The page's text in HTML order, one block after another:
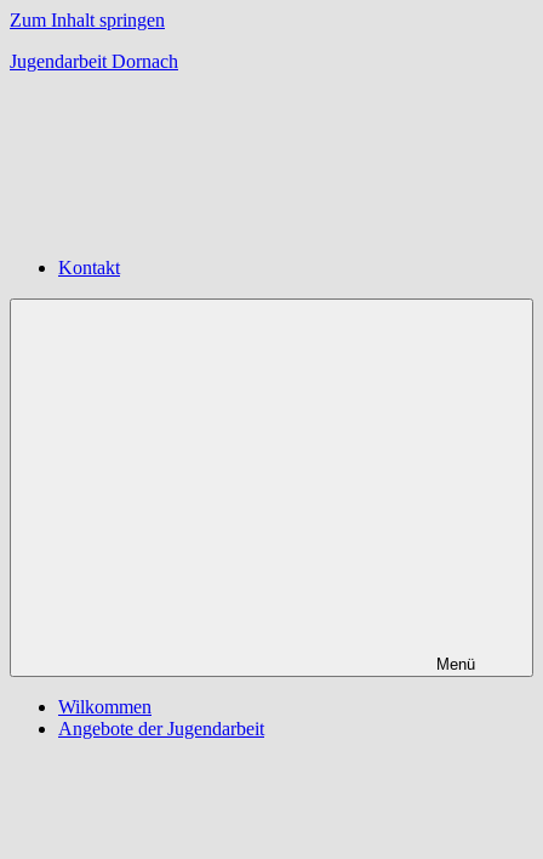
Zum Inhalt springen
Jugendarbeit Dornach
Kontakt
Menü
Wilkommen
Angebote der Jugendarbeit